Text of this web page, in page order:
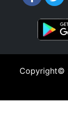
Copyright©